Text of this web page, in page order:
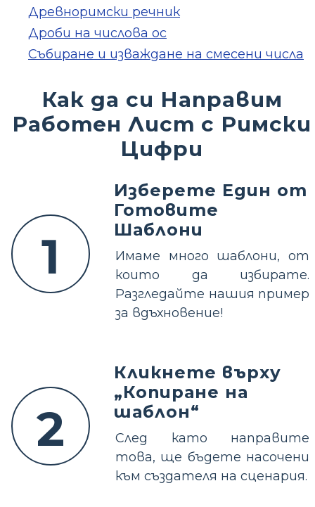
Древноримски речник
Дроби на числова ос
Събиране и изваждане на смесени числа
Как да си Направим
Работен Лист с Римски
Цифри
1
Изберете Един от
Готовите
Шаблони
Имаме много шаблони, от
които да избирате.
Разгледайте нашия пример
за вдъхновение!
2
Кликнете върху
„Копиране на
шаблон“
След като направите
това, ще бъдете насочени
към създателя на сценария.